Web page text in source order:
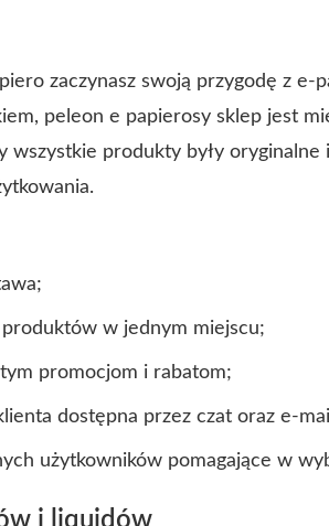
zaczynasz swoją przygodę z e-
peleon e papierosy sklep jest
wszystkie produkty były
w jednym miejscu;
promocjom i rabatom;
dostępna przez czat oraz e-
użytkowników pomagające w
i liquidów